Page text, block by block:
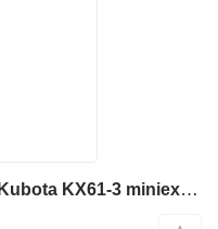
Royal joystick hidráulico para Kubota KX61-3 miniexcavadora